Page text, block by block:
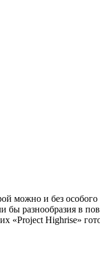
можно и без
разнообразия в
«Project Highrise»